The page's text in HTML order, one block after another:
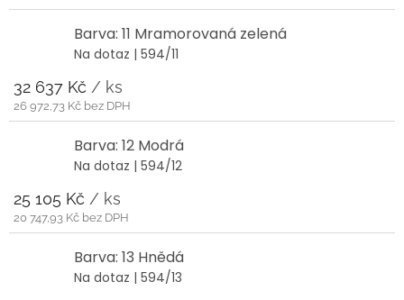
Barva: 11 Mramorovaná zelená
Na dotaz | 594/11
32 637 Kč / ks
26 972,73 Kč bez DPH
Barva: 12 Modrá
Na dotaz | 594/12
25 105 Kč / ks
20 747,93 Kč bez DPH
Barva: 13 Hnědá
Na dotaz | 594/13